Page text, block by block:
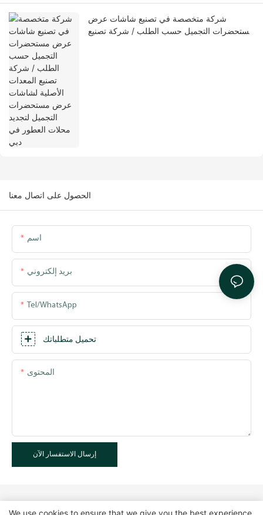
شركة متخصصة في تصنيع شاشات عرض
مستحضرات التجميل حسب الطلب / شركة تصنيع
الحصول على اتصال معنا
اسم
بريد إلكتروني
Tel/WhatsApp
تحميل متطلباتك
المحتوى
إرسال الاستفسار الآن
We use cookies to ensure that we give you the best experience